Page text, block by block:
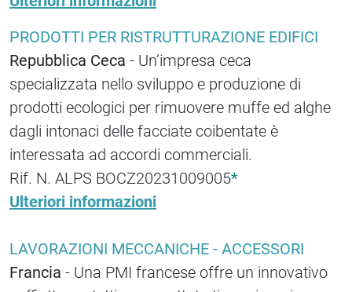
PRODOTTI PER RISTRUTTURAZIONE EDIFICI
Repubblica Ceca - Un’impresa ceca
specializzata nello sviluppo e produzione di
prodotti ecologici per rimuovere muffe ed alghe
dagli intonaci delle facciate coibentate è
interessata ad accordi commerciali.
Rif. N. ALPS BOCZ20231009005*
Ulteriori informazioni
LAVORAZIONI MECCANICHE - ACCESSORI
Francia - Una PMI francese offre un innovativo